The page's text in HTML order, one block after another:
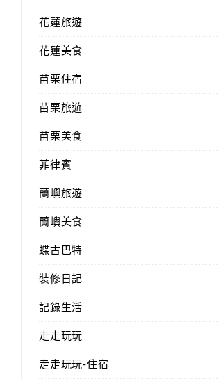
花蓮旅遊
花蓮美食
苗栗住宿
苗栗旅遊
苗栗美食
菲律賓
蘭嶼旅遊
蘭嶼美食
蝶古巴特
裝修日記
記錄生活
走走玩玩
走走玩玩-住宿